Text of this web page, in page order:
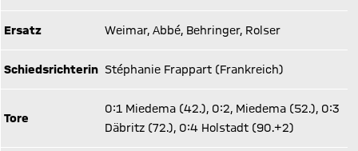
Ersatz Weimar, Abbé, Behringer, Rolser
Schiedsrichterin Stéphanie Frappart (Frankreich)
Tore
0:1 Miedema (42.), 0:2, Miedema (52.), 0:3
Däbritz (72.), 0:4 Holstadt (90.+2)